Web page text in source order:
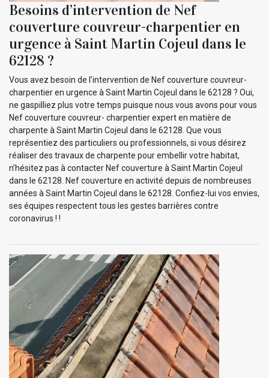
Besoins d’intervention de Nef
couverture couvreur-charpentier en
urgence à Saint Martin Cojeul dans le
62128 ?
Vous avez besoin de l’intervention de Nef couverture couvreur-
charpentier en urgence à Saint Martin Cojeul dans le 62128 ? Oui,
ne gaspilliez plus votre temps puisque nous vous avons pour vous
Nef couverture couvreur- charpentier expert en matière de
charpente à Saint Martin Cojeul dans le 62128. Que vous
représentiez des particuliers ou professionnels, si vous désirez
réaliser des travaux de charpente pour embellir votre habitat,
n’hésitez pas à contacter Nef couverture à Saint Martin Cojeul
dans le 62128. Nef couverture en activité depuis de nombreuses
années à Saint Martin Cojeul dans le 62128. Confiez-lui vos envies,
ses équipes respectent tous les gestes barrières contre
coronavirus ! !